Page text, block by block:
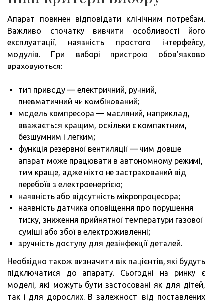
Апарат повинен відповідати клінічним потребам.
Важливо спочатку вивчити особливості його
експлуатації, наявність простого інтерфейсу,
модулів. При виборі пристрою обов’язково
враховуються:
тип приводу — електричний, ручний,
пневматичний чи комбінований;
модель компресора — масляний, наприклад,
вважається кращим, оскільки є компактним,
безшумним і легким;
функція резервної вентиляції — чим довше
апарат може працювати в автономному режимі,
тим краще, адже ніхто не застрахований від
перебоїв з електроенергією;
наявність або відсутність мікропроцесора;
наявність датчика оповіщення про порушення
тиску, зниження прийнятної температури газової
суміші або збої в електроживленні;
зручність доступу для дезінфекції деталей.
Необхідно також визначити вік пацієнтів, які будуть
підключатися до апарату. Сьогодні на ринку є
моделі, які можуть бути застосовані як для дітей,
так і для дорослих. В залежності від поставлених